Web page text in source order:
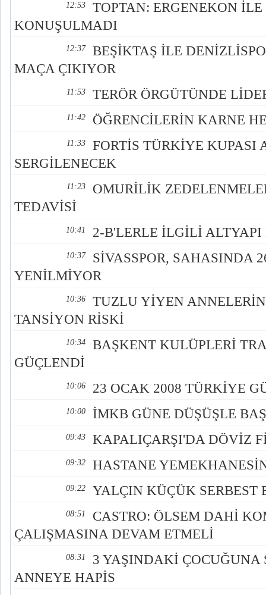
12:53
TOPTAN: ERGENEKON
KONUŞULMADI
12:37
BEŞİKTAŞ İLE
MAÇA ÇIKIYOR
11:53 TERÖR ÖRGÜTÜNDE
11:42 ÖĞRENCİLERİN KARNE
11:33
FORTİS TÜRKİYE KUPASI
SERGİLENECEK
11:23
OMURİLİK
TEDAVİSİ
10:41 2-B'LERLE İLGİLİ
10:37
SİVASSPOR, SAHASINDA
YENİLMİYOR
10:36
TUZLU YİYEN
TANSİYON RİSKİ
10:34
BAŞKENT KULÜPLERİ
GÜÇLENDİ
10:06 23 OCAK 2008 TÜRKİYE
10:00 İMKB GÜNE DÜŞÜŞLE
09:43 KAPALIÇARŞI'DA DÖVİZ
09:32 HASTANE
09:22 YALÇIN KÜÇÜK SERBEST
08:51
CASTRO: ÖLSEM DAHİ
ÇALIŞMASINA DEVAM ETMELİ
08:31
3 YAŞINDAKİ ÇOCUĞUNA
ANNEYE HAPİS